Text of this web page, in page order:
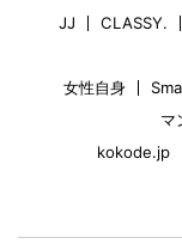
JJ CLASSY.
女性自身
マ
kokode.jp